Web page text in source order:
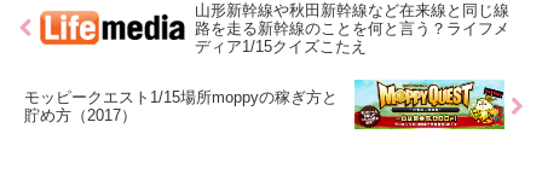
山形新幹線や秋田新幹線など在来線と同じ線
路を走る新幹線のことを何と言う？ライフメ
ディア1/15クイズこたえ
モッピークエスト1/15場所moppyの稼ぎ方と
貯め方（2017）